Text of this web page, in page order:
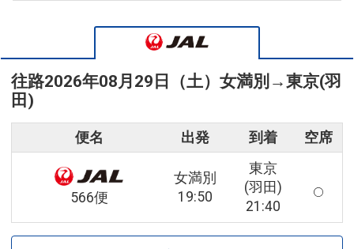
往路2026年08月29日（土） 女満別 →東京(羽
田)
便名 出発 到着 空席
566便
女満別
19:50
東京
(羽田)
21:40